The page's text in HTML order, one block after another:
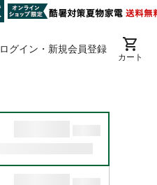
ログイン・新規会員登録
カート